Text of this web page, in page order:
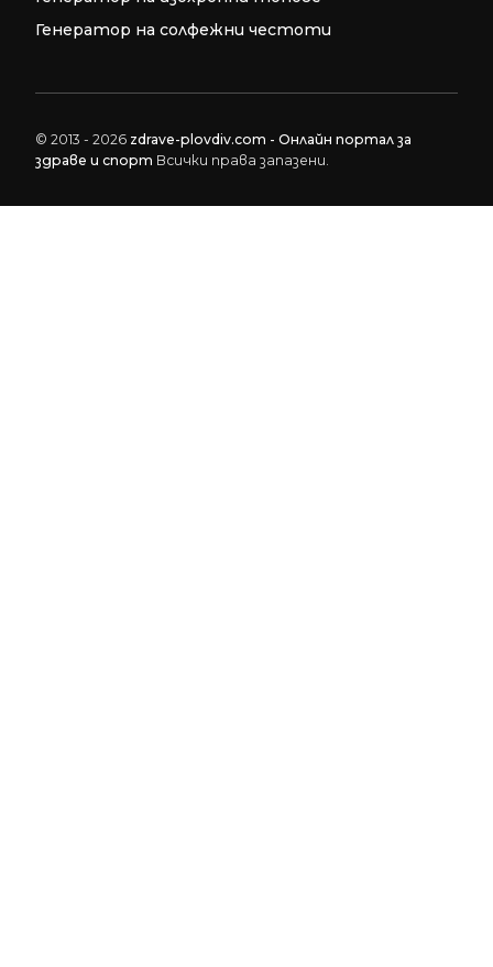
Генератор на солфежни честоти
© 2013 - 2026 zdrave-plovdiv.com - Онлайн портал за
здраве и спорт Всички права запазени.